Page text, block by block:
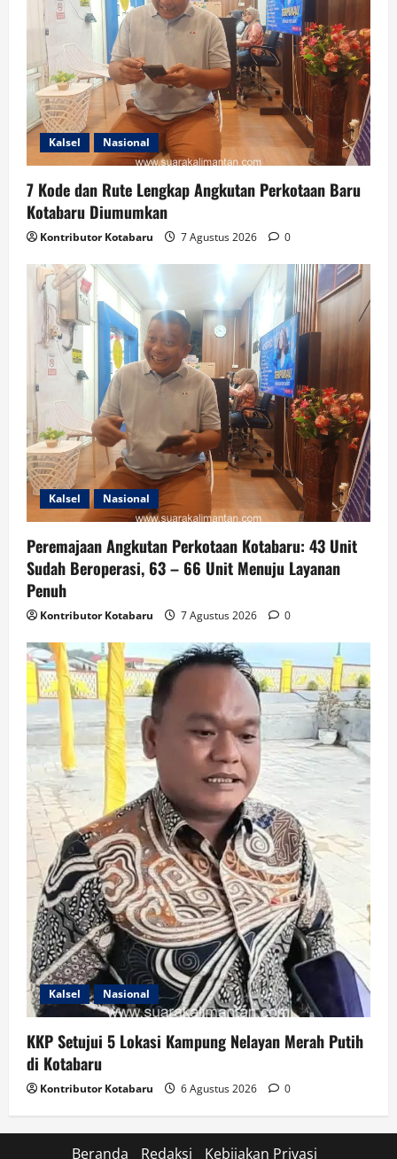
Kalsel Nasional
7 Kode dan Rute Lengkap Angkutan Perkotaan Baru
Kotabaru Diumumkan
Kontributor Kotabaru 7 Agustus 2026 0
Kalsel Nasional
Peremajaan Angkutan Perkotaan Kotabaru: 43 Unit
Sudah Beroperasi, 63 – 66 Unit Menuju Layanan
Penuh
Kontributor Kotabaru 7 Agustus 2026 0
Kalsel Nasional
KKP Setujui 5 Lokasi Kampung Nelayan Merah Putih
di Kotabaru
Kontributor Kotabaru 6 Agustus 2026 0
Beranda Redaksi Kebijakan Privasi